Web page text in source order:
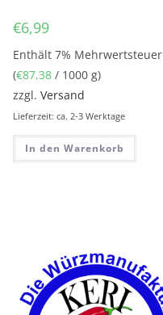
€6,99
Enthält 7% Mehrwertsteuer
(€87,38 / 1000 g)
zzgl.Versand
Lieferzeit: ca. 2-3 Werktage
In den Warenkorb